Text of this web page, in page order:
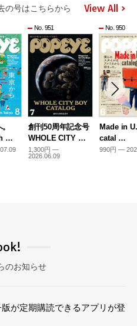
の号はこちらから View All
…
No. 951
創刊50周年記念号
WHOLE CITY …
1,300円 —
2026.06.09
No. 950
Made in
catal …
990円 —
のお知らせ
が定期購読できるアプリが登